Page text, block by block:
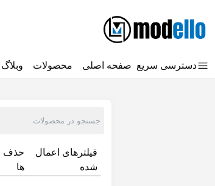
فیلترهای اعمال
حذف
ها